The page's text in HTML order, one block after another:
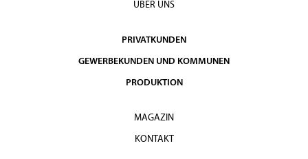
ÜBER UNS
PRIVATKUNDEN
GEWERBEKUNDEN UND KOMMUNEN
PRODUKTION
MAGAZIN
KONTAKT